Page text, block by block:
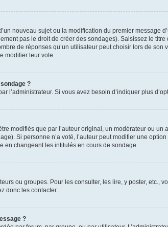
nouveau sujet ou la modification du premier message
pas le droit de créer des sondages). Saisissez le
de réponses qu’un utilisateur peut choisir lors de
modifier leur vote.
?
l’administrateur. Si vous avez besoin d’indiquer plus
modifiés que par l’auteur original, un modérateur ou
Si personne n’a voté, l’auteur peut modifier une
en changeant les intitulés en cours de sondage.
ou groupes. Pour les consulter, les lire, y poster, etc.,
donc les contacter.
?